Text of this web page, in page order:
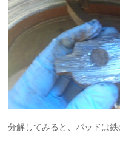
分解してみると、パッドは鉄